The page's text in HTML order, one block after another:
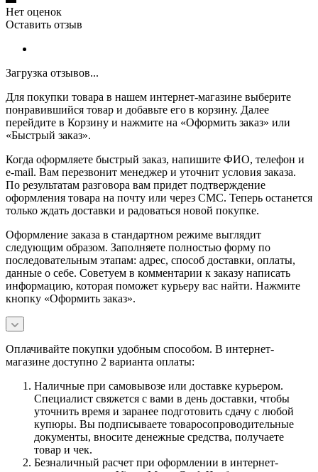
Нет оценок
Оставить отзыв
Загрузка отзывов...
Для покупки товара в нашем интернет-магазине выберите
понравившийся товар и добавьте его в корзину. Далее
перейдите в Корзину и нажмите на «Оформить заказ» или
«Быстрый заказ».
Когда оформляете быстрый заказ, напишите ФИО, телефон и
e-mail. Вам перезвонит менеджер и уточнит условия заказа.
По результатам разговора вам придет подтверждение
оформления товара на почту или через СМС. Теперь останется
только ждать доставки и радоваться новой покупке.
Оформление заказа в стандартном режиме выглядит
следующим образом. Заполняете полностью форму по
последовательным этапам: адрес, способ доставки, оплаты,
данные о себе. Советуем в комментарии к заказу написать
информацию, которая поможет курьеру вас найти. Нажмите
кнопку «Оформить заказ».
Оплачивайте покупки удобным способом. В интернет-
магазине доступно 2 варианта оплаты:
Наличные при самовывозе или доставке курьером.
Специалист свяжется с вами в день доставки, чтобы
уточнить время и заранее подготовить сдачу с любой
купюры. Вы подписываете товаросопроводительные
документы, вносите денежные средства, получаете
товар и чек.
Безналичный расчет при оформлении в интернет-